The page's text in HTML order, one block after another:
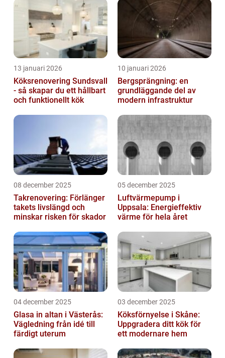
13 januari 2026
Köksrenovering Sundsvall
- så skapar du ett hållbart
och funktionellt kök
10 januari 2026
Bergsprängning: en
grundläggande del av
modern infrastruktur
08 december 2025
Takrenovering: Förlänger
takets livslängd och
minskar risken för skador
05 december 2025
Luftvärmepump i
Uppsala: Energieffektiv
värme för hela året
04 december 2025
Glasa in altan i Västerås:
Vägledning från idé till
färdigt uterum
03 december 2025
Köksförnyelse i Skåne:
Uppgradera ditt kök för
ett modernare hem